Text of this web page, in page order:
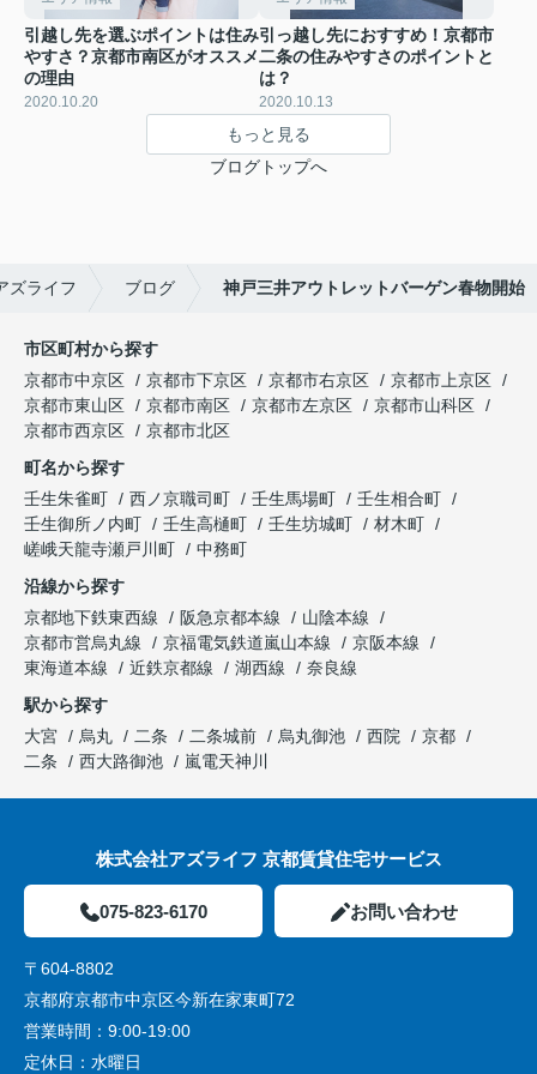
引越し先を選ぶポイントは住み
やすさ？京都市南区がオススメ
の理由
2020.10.20
引っ越し先におすすめ！京都市
二条の住みやすさのポイントと
は？
2020.10.13
もっと見る
ブログトップへ
ズライフ ブログ 神戸三井アウトレットバーゲン春物開始
市区町村から探す
京都市中京区
京都市下京区 京都市右京区
京都市上京区
京都市東山区
京都市南区 京都市左京区
京都市山科区
京都市西京区
京都市北区
町名から探す
壬生朱雀町
西ノ京職司町 壬生馬場町
壬生相合町
壬生御所ノ内町
壬生高樋町 壬生坊城町
材木町
嵯峨天龍寺瀬戸川町
中務町
沿線から探す
京都地下鉄東西線
阪急京都本線
山陰本線
京都市営烏丸線
京福電気鉄道嵐山本線
京阪本線
東海道本線
近鉄京都線 湖西線
奈良線
駅から探す
大宮
烏丸 二条 二条城前 烏丸御池 西院
京都
二条
西大路御池 嵐電天神川
株式会社アズライフ 京都賃貸住宅サービス
075-823-6170 お問い合わせ
〒604-8802
京都府京都市中京区今新在家東町72
営業時間： 9:00-19:00
定休日： 水曜日